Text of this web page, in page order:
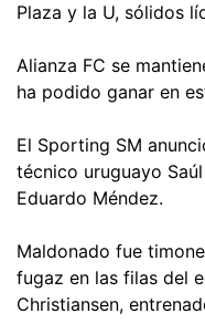
Plaza y la U, sólidos
Alianza FC se
ha podido ganar en
El Sporting SM
técnico uruguayo
Eduardo Méndez.
Maldonado fue
fugaz en las filas del
Christiansen,